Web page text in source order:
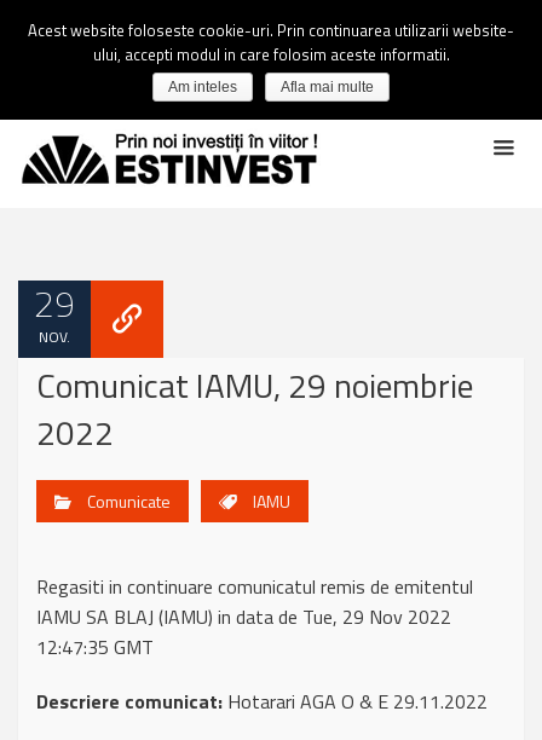
29
NOV.
Comunicat IAMU, 29 noiembrie
2022
Comunicate IAMU
Regasiti in continuare comunicatul remis de emitentul
IAMU SA BLAJ (IAMU) in data de Tue, 29 Nov 2022
12:47:35 GMT
Descriere comunicat: Hotarari AGA O & E 29.11.2022
Acest website foloseste cookie-uri. Prin continuarea utilizarii website-
ului, accepti modul in care folosim aceste informatii.
Am inteles Afla mai multe